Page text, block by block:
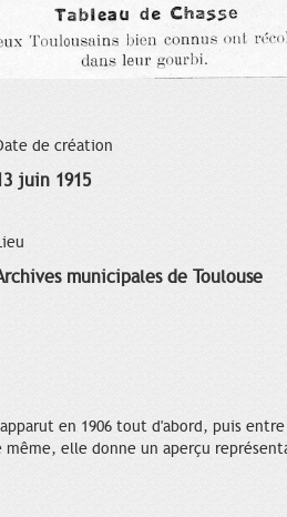
de création
juin 1915
municipales de Toulouse
en 1906 tout d'abord, puis
elle donne un aperçu